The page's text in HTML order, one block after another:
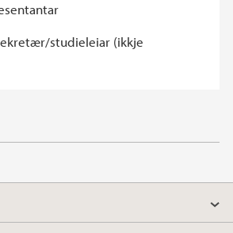
studieleiar (ikkje